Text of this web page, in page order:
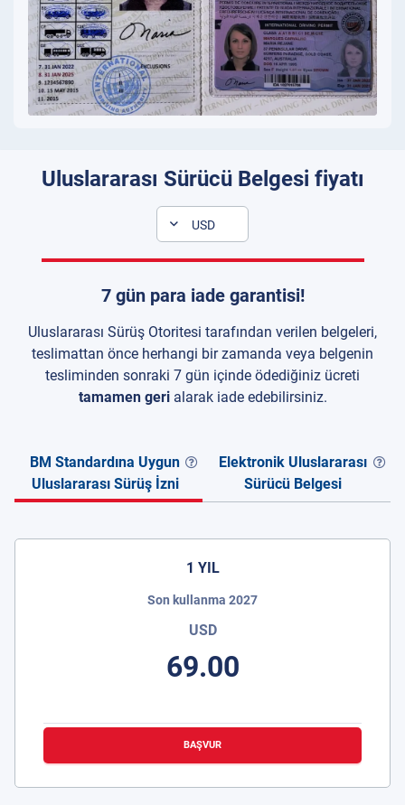
Uluslararası Sürücü Belgesi fiyatı
USD
7 gün para iade garantisi!
Uluslararası Sürüş Otoritesi tarafından verilen belgeleri,
teslimattan önce herhangi bir zamanda veya belgenin
tesliminden sonraki 7 gün içinde ödediğiniz ücreti
tamamen gerialarak iade edebilirsiniz.
BM Standardına Uygun
Uluslararası Sürüş İzni
Elektronik Uluslararası
Sürücü Belgesi
1 YIL
Son kullanma 2027
USD
69.00
BAŞVUR